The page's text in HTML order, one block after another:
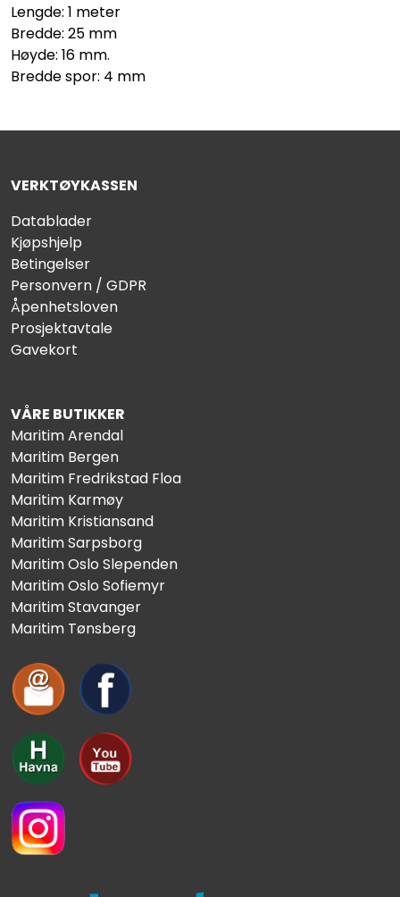
Lengde: 1 meter
Bredde: 25 mm
Høyde: 16 mm.
Bredde spor: 4 mm
VERKTØYKASSEN
Datablader
Kjøpshjelp
Betingelser
Personvern / GDPR
Åpenhetsloven
Prosjektavtale
Gavekort
VÅRE BUTIKKER
Maritim Arendal
Maritim Bergen
Maritim Fredrikstad Floa
Maritim Karmøy
Maritim Kristiansand
Maritim Sarpsborg
Maritim Oslo Slependen
Maritim Oslo Sofiemyr
Maritim Stavanger
Maritim Tønsberg